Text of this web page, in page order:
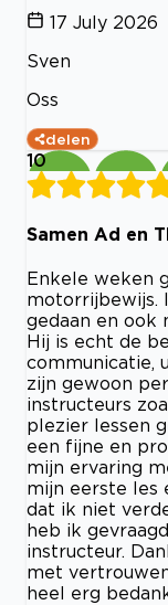
17 July 2026
Sven
Oss
delen
10
Samen Ad en
Enkele weken
motorrijbewijs.
gedaan en ook
Hij is echt de
communicatie,
zijn gewoon
instructeurs
plezier lessen
een fijne en
mijn ervaring
mijn eerste les
dat ik niet
heb ik
instructeur.
met
heel erg